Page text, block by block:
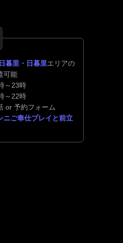
暮里・日暮里エリアの
可能
～23時
～22時
or 予約フォーム
ニご奉仕プレイと前立